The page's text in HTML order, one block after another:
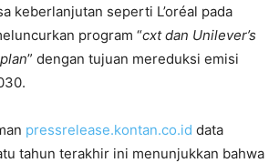
keberlanjutan seperti L’oréal pada
program “cxt dan Unilever’s
” dengan tujuan mereduksi emisi
pressrelease.kontan.co.id data
tahun terakhir ini menunjukkan bahwa